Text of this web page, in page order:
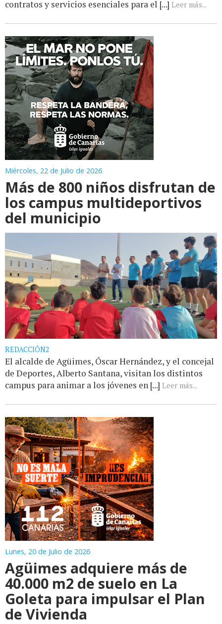
contratos y servicios esenciales para el [...] Leer más...
Miércoles, 22 de Julio de 2026
Más de 800 niños disfrutan de
los campus multideportivos
del municipio
REDACCIÓN2
El alcalde de Agüimes, Óscar Hernández, y el concejal
de Deportes, Alberto Santana, visitan los distintos
campus para animar a los jóvenes en [...] Leer más...
Lunes, 20 de Julio de 2026
Agüimes adquiere más de
40.000 m2 de suelo en La
Goleta para impulsar el Plan
de Vivienda